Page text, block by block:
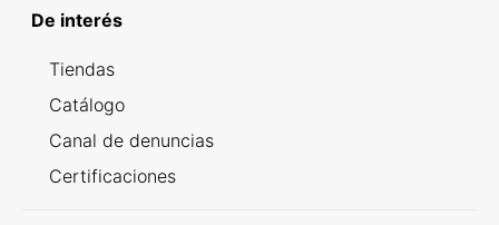
De interés
Tiendas
Catálogo
Canal de denuncias
Certificaciones